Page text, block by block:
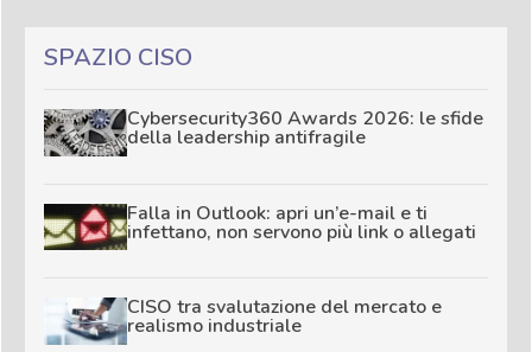
SPAZIO CISO
Cybersecurity360 Awards 2026: le sfide
della leadership antifragile
Falla in Outlook: apri un’e-mail e ti
infettano, non servono più link o allegati
CISO tra svalutazione del mercato e
realismo industriale